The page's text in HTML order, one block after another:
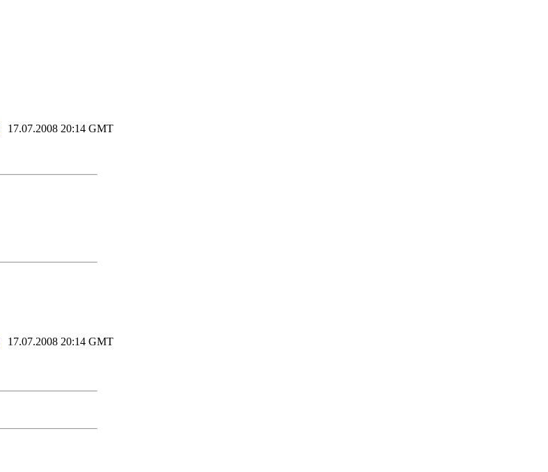
17.07.2008 20:14 GMT
17.07.2008 20:14 GMT